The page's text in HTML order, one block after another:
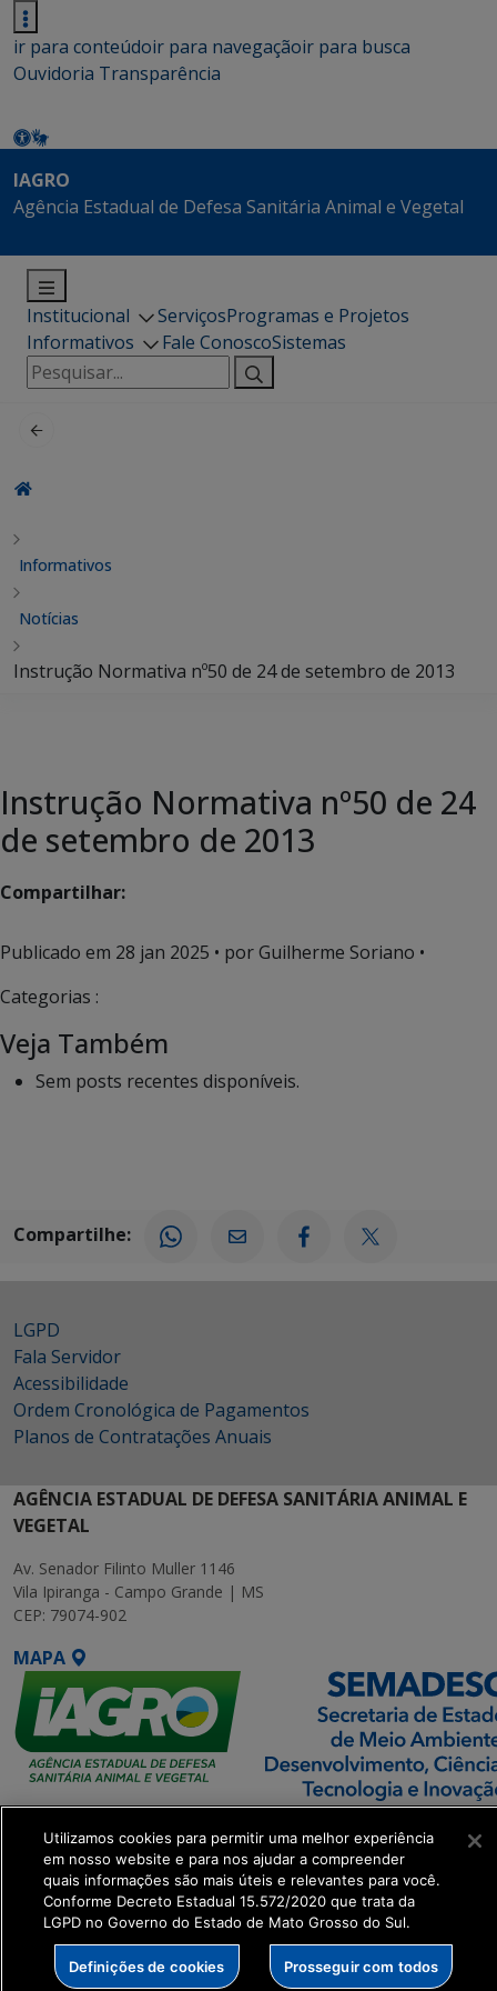
ir para conteúdoir para navegaçãoir para busca
Ouvidoria Transparência
IAGRO
Agência Estadual de Defesa Sanitária Animal e Vegetal
Institucional ServiçosProgramas e Projetos
Informativos
Fale ConoscoSistemas
Pesquisar
por:
Informativos
Notícias
Instrução Normativa nº50 de 24 de setembro de 2013
Instrução Normativa nº50 de 24
de setembro de 2013
Compartilhar:
Publicado em 28 jan 2025 • por Guilherme Soriano •
Categorias :
Veja Também
Sem posts recentes disponíveis.
Compartilhe:
LGPD
Fala Servidor
Acessibilidade
Ordem Cronológica de Pagamentos
Planos de Contratações Anuais
AGÊNCIA ESTADUAL DE DEFESA SANITÁRIA ANIMAL E
VEGETAL
Av. Senador Filinto Muller 1146
Vila Ipiranga - Campo Grande | MS
CEP: 79074-902
MAPA
SETDIG | Secretaria-
Executiva de
Transformação Digital
get_footer();
Utilizamos cookies para permitir uma melhor experiência
em nosso website e para nos ajudar a compreender
quais informações são mais úteis e relevantes para você.
Conforme Decreto Estadual 15.572/2020 que trata da
LGPD no Governo do Estado de Mato Grosso do Sul.
Definições de cookies Prosseguir com todos